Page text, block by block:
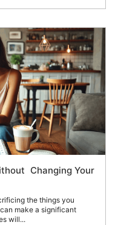
Changing Your
the things you
make a significant
will...